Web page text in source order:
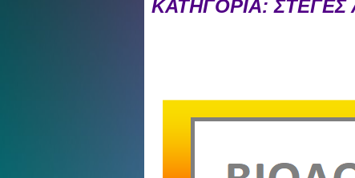
ΚΑΤΗΓΟΡΙΑ: